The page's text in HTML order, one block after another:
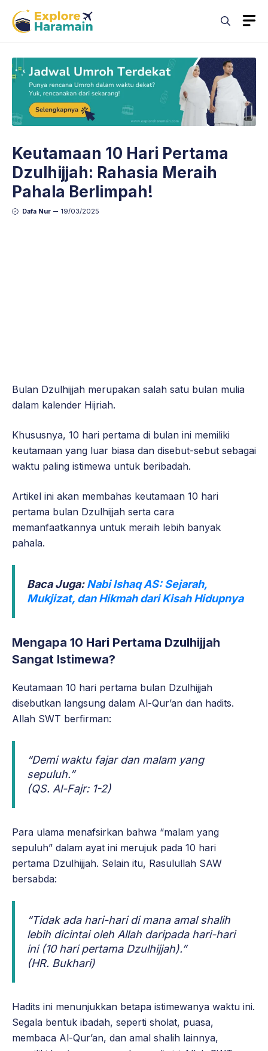
content
Keutamaan 10 Hari Pertama
Dzulhijjah: Rahasia Meraih
Pahala Berlimpah!
Dafa Nur 19/03/2025
Bulan Dzulhijjah merupakan salah satu bulan mulia
dalam kalender Hijriah.
Khususnya, 10 hari pertama di bulan ini memiliki
keutamaan yang luar biasa dan disebut-sebut sebagai
waktu paling istimewa untuk beribadah.
Artikel ini akan membahas keutamaan 10 hari
pertama bulan Dzulhijjah serta cara
memanfaatkannya untuk meraih lebih banyak
pahala.
Baca Juga:Nabi Ishaq AS: Sejarah,
Mukjizat, dan Hikmah dari Kisah Hidupnya
Mengapa 10 Hari Pertama Dzulhijjah
Sangat Istimewa?
Keutamaan 10 hari pertama bulan Dzulhijjah
disebutkan langsung dalam Al-Qur’an dan hadits.
Allah SWT berfirman:
“Demi waktu fajar dan malam yang
sepuluh.”
(QS. Al-Fajr: 1-2)
Para ulama menafsirkan bahwa “malam yang
sepuluh” dalam ayat ini merujuk pada 10 hari
pertama Dzulhijjah. Selain itu, Rasulullah SAW
bersabda:
“Tidak ada hari-hari di mana amal shalih
lebih dicintai oleh Allah daripada hari-hari
ini (10 hari pertama Dzulhijjah).”
(HR. Bukhari)
Hadits ini menunjukkan betapa istimewanya waktu ini.
Segala bentuk ibadah, seperti sholat, puasa,
membaca Al-Qur’an, dan amal shalih lainnya,